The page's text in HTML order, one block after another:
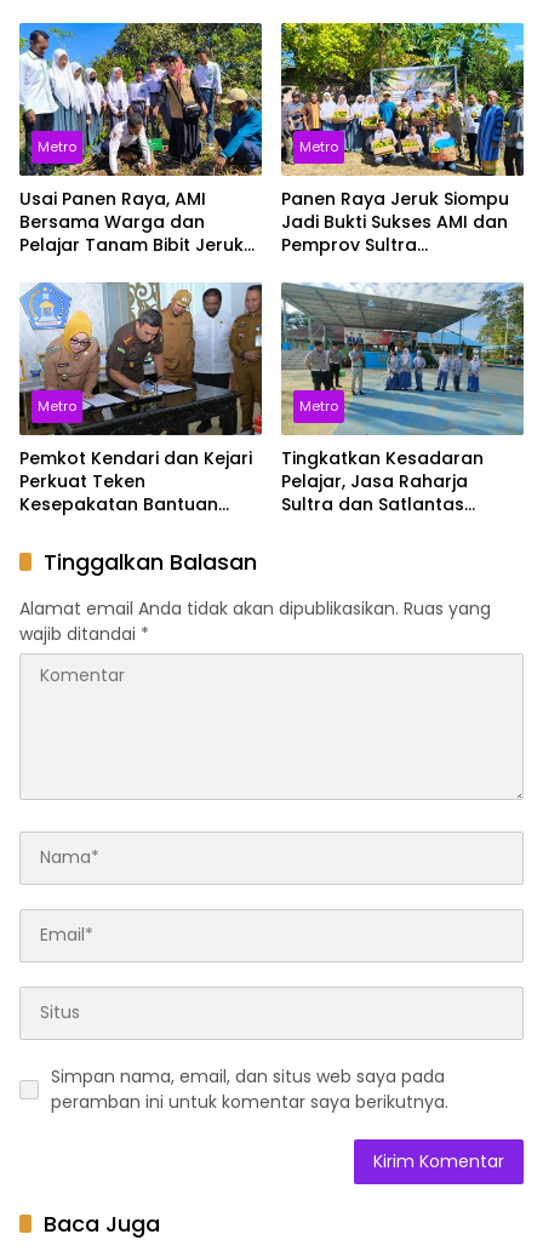
Sekarang
Metro
Usai Panen Raya, AMI
Bersama Warga dan
Pelajar Tanam Bibit Jeruk
Biwinapada
Metro
Panen Raya Jeruk Siompu
Jadi Bukti Sukses AMI dan
Pemprov Sultra
Endemik
Metro
Pemkot Kendari dan Kejari
Perkuat Teken
Kesepakatan Bantuan
Kelola Pemerintahan
Metro
Tingkatkan Kesadaran
Pelajar, Jasa Raharja
Sultra dan Satlantas
Tinggalkan Balasan
Alamat email Anda tidak akan dipublikasikan. Ruas yang
wajib ditandai *
Simpan nama, email, dan situs web saya pada
peramban ini untuk komentar saya berikutnya.
Baca Juga